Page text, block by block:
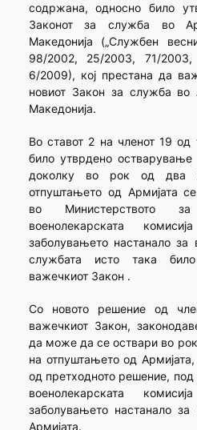
содржана, односно било
Законот за служба во
Македонија („Службен
98/2002, 25/2003, 71/
6/2009), кој престана да
новиот Закон за служба во
Македонија.
Во ставот 2 на членот 19 од
било утврдено
доколку во рок од два
отпуштањето од Армијата
во Министерството
военолекарската
заболувањето настанало
службата исто така
важечкиот Закон .
Со новото решение од
важечкиот Закон,
да може да се оствари во
на отпуштањето од
од претходното решение, под
военолекарската
заболувањето настанало
Армијата.